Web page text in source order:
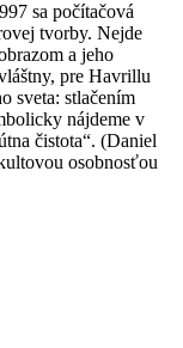
sa počítačová
tvorby. Nejde
a jeho
pre Havrillu
sveta: stlačením
nájdeme v
čistota“. (Daniel
osobnosťou